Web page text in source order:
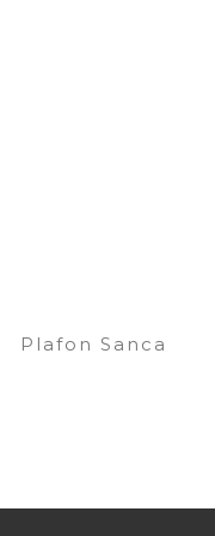
Plafon Sanca